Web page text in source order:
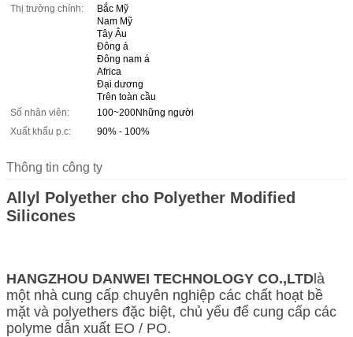
Thị trường chính:
Bắc Mỹ
Nam Mỹ
Tây Âu
Đông á
Đông nam á
Africa
Đại dương
Trên toàn cầu
Số nhân viên:
100~200Những người
Xuất khẩu p.c:
90% - 100%
Thông tin công ty
Allyl Polyether cho Polyether Modified
Silicones
HANGZHOU DANWEI TECHNOLOGY CO.,LTDlà
một nhà cung cấp chuyên nghiệp các chất hoạt bề
mặt và polyethers đặc biệt, chủ yếu để cung cấp các
polyme dẫn xuất EO / PO.